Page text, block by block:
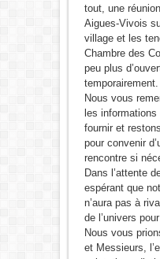
tout, une
Aigues-Vivois
village et les
Chambre des
peu plus
temporairement.
Nous vous
les
fournir et
pour convenir
rencontre si
Dans l’attente
espérant que
n’aura pas à
de l’univers
Nous vous
et Messieurs,